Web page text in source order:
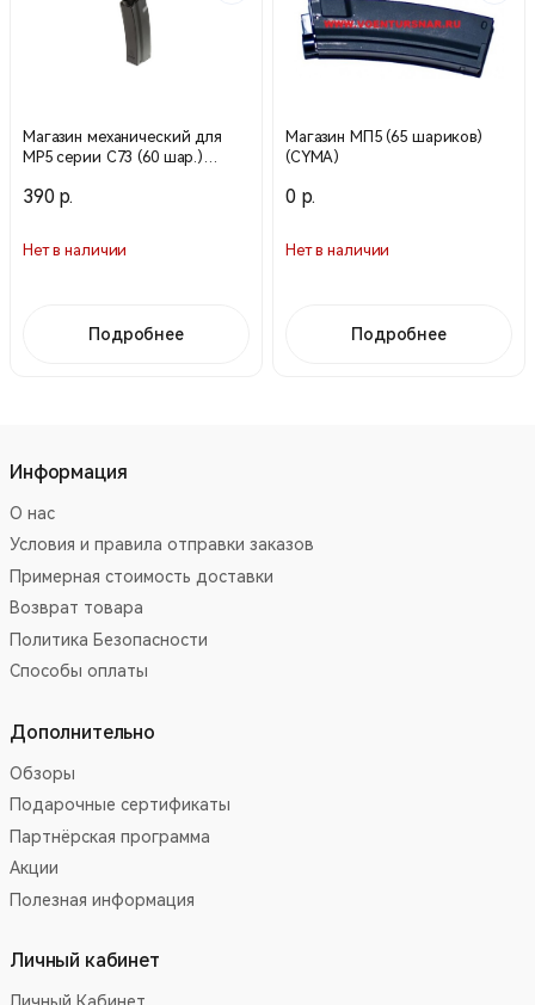
Магазин механический для
МP5 серии С73 (60 шар.)
390 р.
Нет в наличии
Подробнее
Магазин МП5 (65 шариков)
(CYMA)
0 р.
Нет в наличии
Подробнее
Информация
О нас
Условия и правила отправки заказов
Примерная стоимость доставки
Возврат товара
Политика Безопасности
Способы оплаты
Дополнительно
Обзоры
Подарочные сертификаты
Партнёрская программа
Акции
Полезная информация
Личный кабинет